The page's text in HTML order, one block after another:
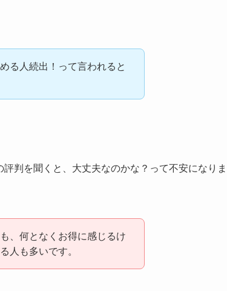
る人続出！って言われると
判を聞くと、大丈夫なのかな？って不安になりま
、何となくお得に感じるけ
人も多いです。